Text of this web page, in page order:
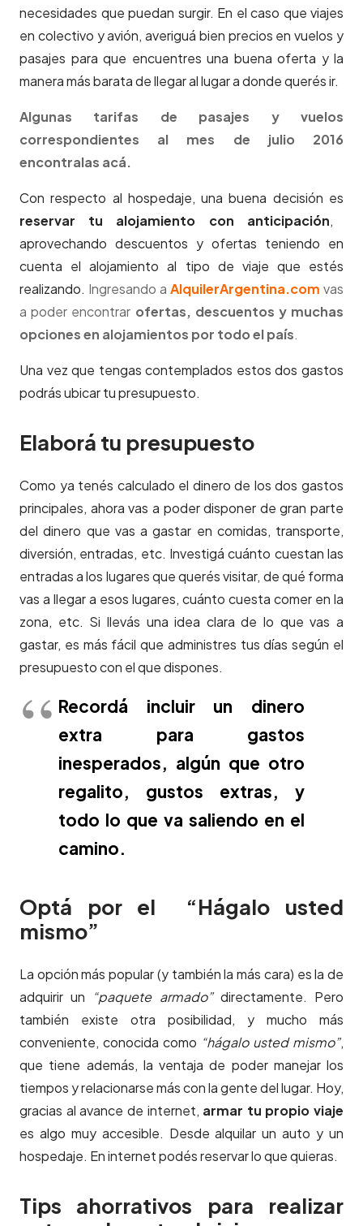
necesidades que puedan surgir. En el caso que viajes
en colectivo y avión, averiguá bien precios en vuelos y
pasajes para que encuentres una buena oferta y la
manera más barata de llegar al lugar a donde querés ir.
Algunas tarifas de pasajes y vuelos
correspondientes al mes de julio 2016
encontralas acá.
Con respecto al hospedaje, una buena decisión es
reservar tu alojamiento con anticipación,
aprovechando descuentos y ofertas teniendo en
cuenta el alojamiento al tipo de viaje que estés
realizando. Ingresando a AlquilerArgentina.com vas
a poder encontrar ofertas, descuentos y muchas
opciones en alojamientos por todo el país.
Una vez que tengas contemplados estos dos gastos
podrás ubicar tu presupuesto.
Elaborá tu presupuesto
Como ya tenés calculado el dinero de los dos gastos
principales, ahora vas a poder disponer de gran parte
del dinero que vas a gastar en comidas, transporte,
diversión, entradas, etc. Investigá cuánto cuestan las
entradas a los lugares que querés visitar, de qué forma
vas a llegar a esos lugares, cuánto cuesta comer en la
zona, etc. Si llevás una idea clara de lo que vas a
gastar, es más fácil que administres tus días según el
presupuesto con el que dispones.
Recordá incluir un dinero
extra para gastos
inesperados, algún que otro
regalito, gustos extras, y
todo lo que va saliendo en el
camino.
Optá por el “Hágalo usted
mismo”
La opción más popular (y también la más cara) es la de
adquirir un
“paquete armado”directamente. Pero
también existe otra posibilidad, y mucho más
conveniente, conocida como “hágalo usted mismo”,
que tiene además, la ventaja de poder manejar los
tiempos y relacionarse más con la gente del lugar. Hoy,
gracias al avance de internet, armar tu propio viaje
es algo muy accesible. Desde alquilar un auto y un
hospedaje. En internet podés reservar lo que quieras.
Tips ahorrativos para realizar